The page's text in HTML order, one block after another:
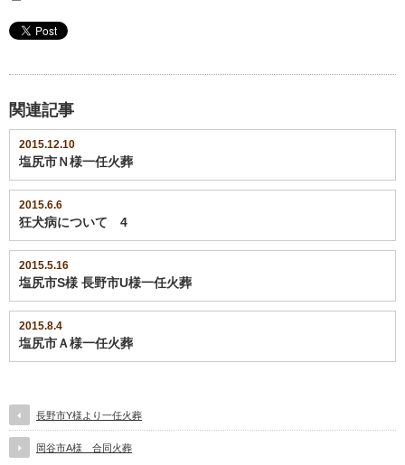
関連記事
2015.12.10
塩尻市Ｎ様一任火葬
2015.6.6
狂犬病について 4
2015.5.16
塩尻市S様 長野市U様一任火葬
2015.8.4
塩尻市Ａ様一任火葬
長野市Y様より一任火葬
岡谷市A様 合同火葬